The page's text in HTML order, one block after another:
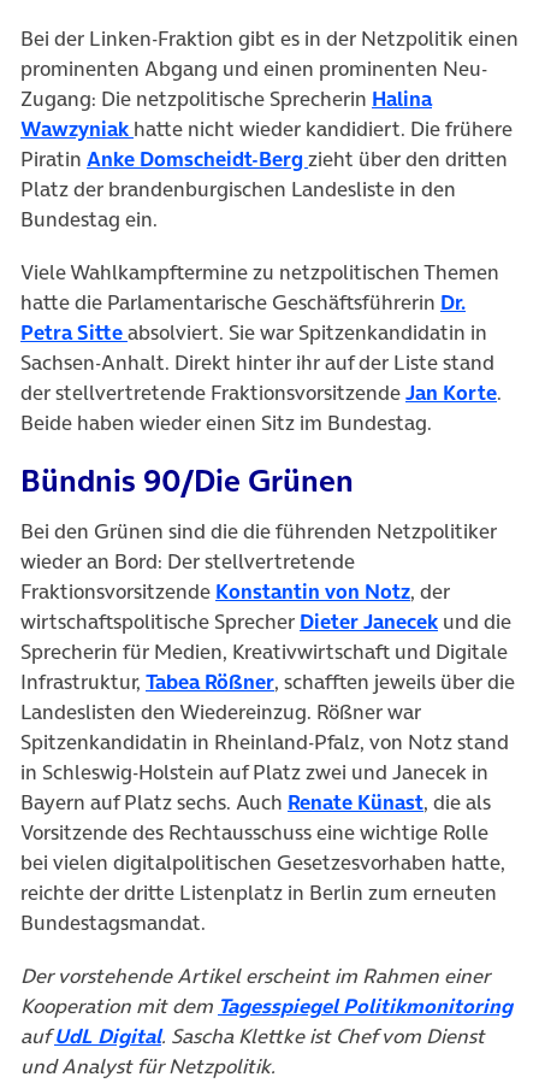
Bei der Linken-Fraktion gibt es in der Netzpolitik einen
prominenten Abgang und einen prominenten Neu-
Zugang: Die netzpolitische Sprecherin Halina
Wawzyniak (öffnet in neuem Tab)
hatte nicht wieder kandidiert. Die frühere
Piratin Anke Domscheidt-Berg(öffnet in neuem Tab)
zieht über den dritten
Platz der brandenburgischen Landesliste in den
Bundestag ein.
Viele Wahlkampftermine zu netzpolitischen Themen
hatte die Parlamentarische Geschäftsführerin Dr.
Petra Sitte(öffnet in neuem Tab)
absolviert. Sie war Spitzenkandidatin in
Sachsen-Anhalt. Direkt hinter ihr auf der Liste stand
der stellvertretende FraktionsvorsitzendeJan Korte.
Beide haben wieder einen Sitz im Bundestag.
Bündnis 90/Die Grünen
Bei den Grünen sind die die führenden Netzpolitiker
wieder an Bord: Der stellvertretende
Fraktionsvorsitzende Konstantin von Notz(öffnet in
, der
wirtschaftspolitische Sprecher Dieter Janecek(öffnet in
und die
Sprecherin für Medien, Kreativwirtschaft und Digitale
Infrastruktur, Tabea Rößner(öffnet in neuem Tab)
, schafften jeweils über die
Landeslisten den Wiedereinzug. Rößner war
Spitzenkandidatin in Rheinland-Pfalz, von Notz stand
in Schleswig-Holstein auf Platz zwei und Janecek in
Bayern auf Platz sechs. Auch Renate Künast(öffnet in
, die als
Vorsitzende des Rechtausschuss eine wichtige Rolle
bei vielen digitalpolitischen Gesetzesvorhaben hatte,
reichte der dritte Listenplatz in Berlin zum erneuten
Bundestagsmandat.
Der vorstehende Artikel erscheint im Rahmen einer
Kooperation mit dem Tagesspiegel Politikmonitoring
aufUdL Digital(öffnet in neuem Tab)
. Sascha Klettke ist Chef vom Dienst
und Analyst für Netzpolitik.